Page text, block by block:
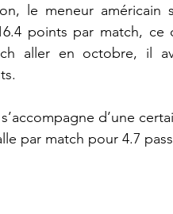
le meneur américain
points par match,
aller en octobre, il
d’une
par match pour 4.7